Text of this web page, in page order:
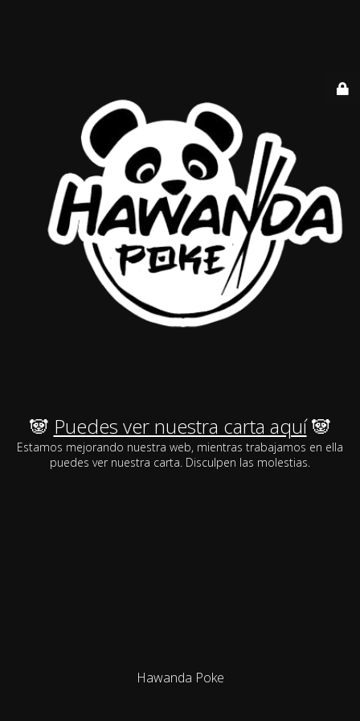
🐼 Puedes ver nuestra carta aquí🐼
Estamos mejorando nuestra web, mientras trabajamos en ella
puedes ver nuestra carta. Disculpen las molestias.
Hawanda Poke